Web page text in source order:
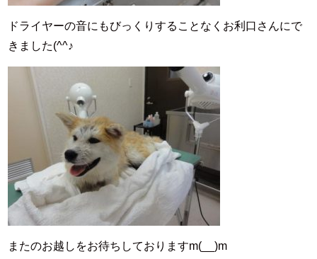
ドライヤーの音にもびっくりすることなくお利口さんにで
きました(^^♪
またのお越しをお待ちしておりますm(__)m